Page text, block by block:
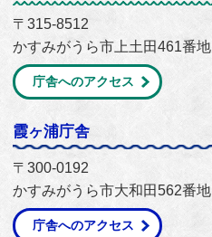
〒315-8512
かすみがうら市上土田461番地
庁舎へのアクセス
霞ヶ浦庁舎
〒300-0192
かすみがうら市大和田562番地
庁舎へのアクセス